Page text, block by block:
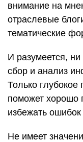
внимание на
отраслевые
тематические
И разумеется,
сбор и анализ
Только
поможет хорошо
избежать
Не имеет